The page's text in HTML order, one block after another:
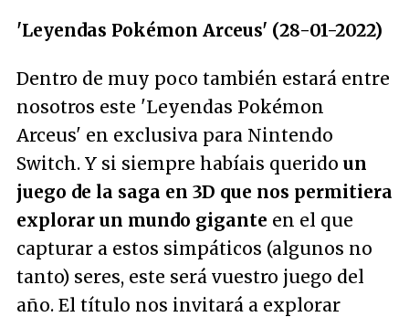
'Leyendas Pokémon Arceus' (28-01-2022)
Dentro de muy poco también estará entre
nosotros este 'Leyendas Pokémon
Arceus' en exclusiva para Nintendo
Switch. Y si siempre habíais querido un
juego de la saga en 3D que nos permitiera
explorar un mundo gigante en el que
capturar a estos simpáticos (algunos no
tanto) seres, este será vuestro juego del
año. El título nos invitará a explorar